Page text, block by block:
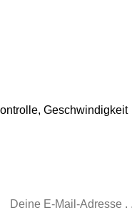
Geschwindigkeit